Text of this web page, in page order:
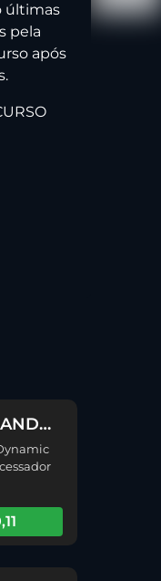
últimas
pela
após